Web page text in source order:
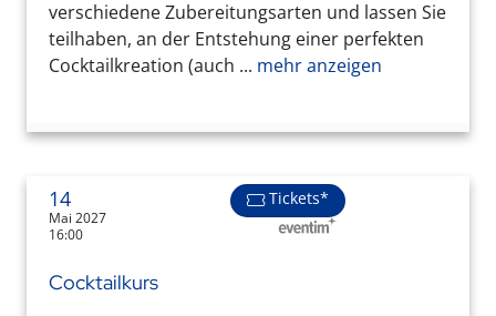
verschiedene Zubereitungsarten und lassen Sie
teilhaben, an der Entstehung einer perfekten
Cocktailkreation (auch ... mehr anzeigen
14
Mai 2027
16:00
Tickets*
Cocktailkurs